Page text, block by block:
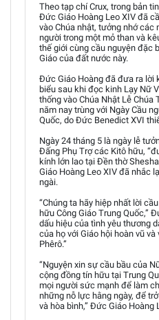
Theo tạp chí Crux, trong bản
Đức Giáo Hoàng Leo XIV đã
vào Chúa nhật, tưởng nhớ các
người trong một mỏ than và
thế giới cùng cầu nguyện đặc
Giáo của đất nước này.
Đức Giáo Hoàng đã đưa ra lời
biểu sau khi đọc kinh Lạy Nữ
thống vào Chúa Nhật Lễ Chúa
năm nay trùng với Ngày Cầu
Quốc, do Đức Benedict XVI
Ngày 24 tháng 5 là ngày lễ
Đấng Phụ Trợ các Kitô hữu,
kính lớn lao tại Đền thờ
Giáo Hoàng Leo XIV đã nhắc
ngài.
“Chúng ta hãy hiệp nhất lời
hữu Công Giáo Trung Quốc,”
dấu hiệu của tình yêu thương
của họ với Giáo hội hoàn vũ
Phêrô.”
“Nguyện xin sự cầu bầu của
cộng đồng tín hữu tại Trung
mọi người sức mạnh để làm
những nỗ lực hằng ngày, để
và hòa bình,” Đức Giáo Hoàng